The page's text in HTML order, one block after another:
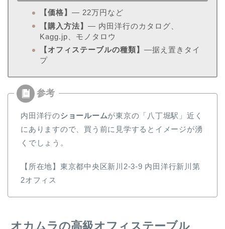
【価格】 ― 22万円など
【購入方法】 ― 内田洋行のカタログ、
Kagg.jp、モノタロウ
【オフィステーブルの種類】 ―据え置きタイ
プ
内田洋行のショールームが東京の「八丁堀駅」近く
にありますので、買う前に見学するとイメージが湧
くでしょう。
【所在地】東京都中央区新川2-3-9 内田洋行新川第
2オフィス
オカムラの高級オフィステーブル